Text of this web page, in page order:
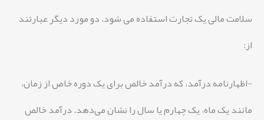
سلامت مالی یک تجارت استفاده می شود. دو مورد دیگر عبارتند
از:
-اظهارنامه درآمد، که درآمد خالص برای یک دوره خاص از زمان،
مانند یک ماه، یک چهارم یا سال را نشان می‌دهد. درآمد خالص